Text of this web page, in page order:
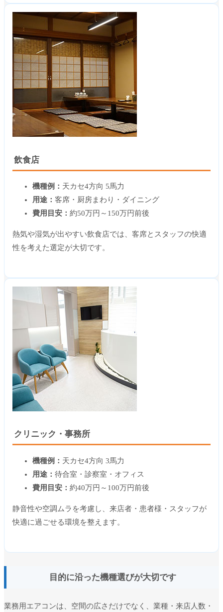
飲食店
機種例： 天カセ4方向 5馬力
用途： 客席・厨房まわり・ダイニング
費用目安： 約50万円～150万円前後
熱気や湿気が出やすい飲食店では、客席とスタッフの快適
性を考えた選定が大切です。
クリニック・事務所
機種例： 天カセ4方向 3馬力
用途： 待合室・診察室・オフィス
費用目安： 約40万円～100万円前後
静音性や空調ムラを考慮し、来店者・患者様・スタッフが
快適に過ごせる環境を整えます。
目的に沿った機種選びが大切です
業務用エアコンは、空間の広さだけでなく、業種・来店人数・